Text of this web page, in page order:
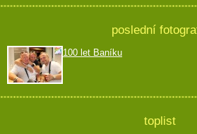
poslední
100 let Baníku
toplist